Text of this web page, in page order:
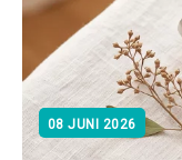
08 JUNI 2026